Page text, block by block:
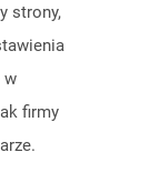
strony,
w
firmy